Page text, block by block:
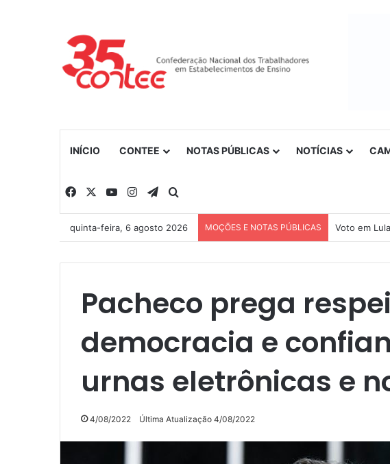
INÍCIO CONTEE NOTAS PÚBLICAS NOTÍCIAS
Facebook YouTubeInstagramTelegram
quinta-feira, 6 agosto 2026 MOÇÕES E NOTAS PÚBLICAS Nota de
Pacheco prega
democracia e
urnas eletrônicas e
4/08/2022 Última Atualização 4/08/2022